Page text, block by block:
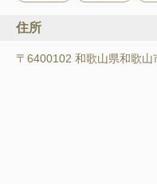
住所
〒6400102 和歌山県和歌山